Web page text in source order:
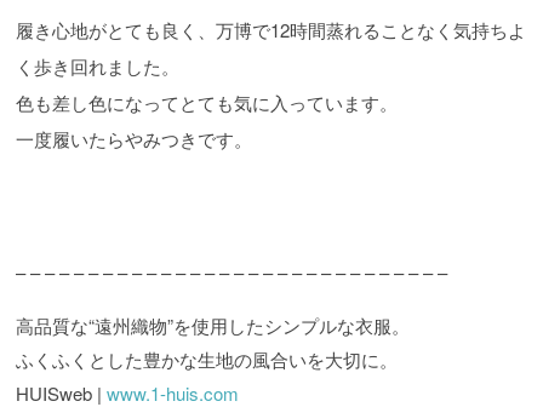
履き心地がとても良く、万博で12時間蒸れることなく気持ちよ
く歩き回れました。
色も差し色になってとても気に入っています。
一度履いたらやみつきです。
– – – – – – – – – – – – – – – – – – – – – – – – – – – – – –
高品質な“遠州織物”を使用したシンプルな衣服。
ふくふくとした豊かな生地の風合いを大切に。
HUISweb |www.1-huis.com